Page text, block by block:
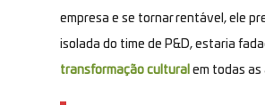
empresa e se tornar rentável, ele
isolada do time de P&D, estaria
transformação cultural em todas as